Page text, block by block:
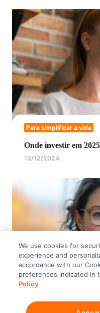
Para simplificar a vida
Onde investir em
13/12/2024
We use cookies for
experience and
accordance with our
preferences indicated in
Policy